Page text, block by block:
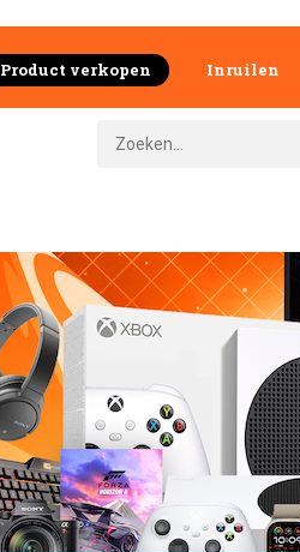
Product verkopen Inruilen